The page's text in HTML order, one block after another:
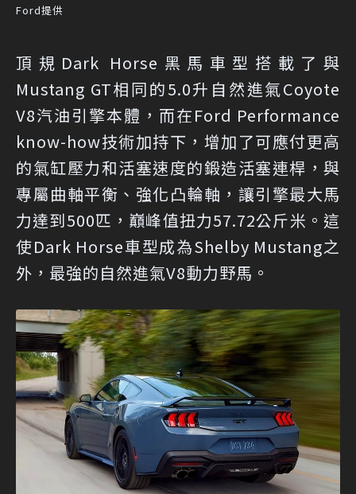
Ford提供
頂規Dark Horse黑馬車型搭載了與
Mustang GT相同的5.0升自然進氣Coyote
V8汽油引擎本體，而在Ford Performance
know-how技術加持下，增加了可應付更高
的氣缸壓力和活塞速度的鍛造活塞連桿，與
專屬曲軸平衡、強化凸輪軸，讓引擎最大馬
力達到500匹，巔峰值扭力57.72公斤米。這
使Dark Horse車型成為Shelby Mustang之
外，最強的自然進氣V8動力野馬。